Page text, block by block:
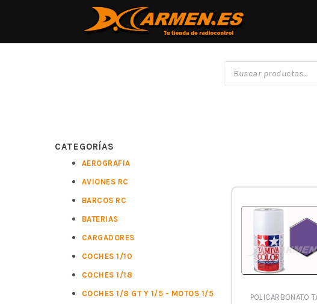
CATEGORÍAS
AEROGRAFIA
AVIONES RC
BARCOS RC
BATERIAS
CARGADORES
COCHES 1/10
COCHES 1/18
COCHES 1/8 GT Y 1/5 - MOTOS 1/5 POLICARBONATO